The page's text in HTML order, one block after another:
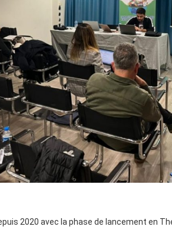
2020 avec la phase de lancement en